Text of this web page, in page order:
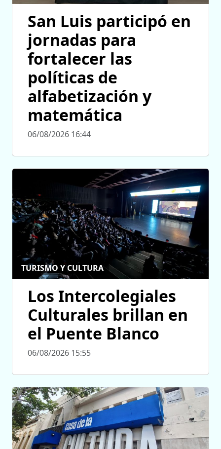
San Luis participó en
jornadas para
fortalecer las
políticas de
alfabetización y
matemática
06/08/2026 16:44
TURISMO Y CULTURA
Los Intercolegiales
Culturales brillan en
el Puente Blanco
06/08/2026 15:55